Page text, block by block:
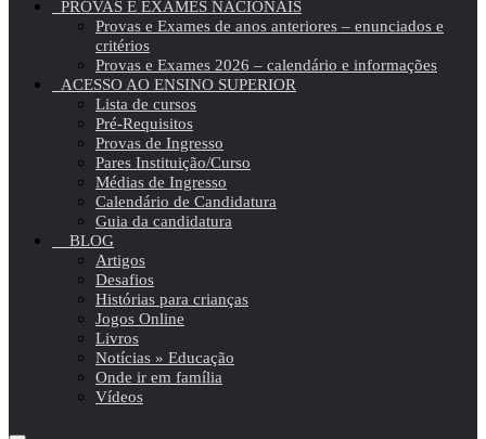
PROVAS E EXAMES NACIONAIS
Provas e Exames de anos anteriores – enunciados e
critérios
Provas e Exames 2026 – calendário e informações
ACESSO AO ENSINO SUPERIOR
Lista de cursos
Pré-Requisitos
Provas de Ingresso
Pares Instituição/Curso
Médias de Ingresso
Calendário de Candidatura
Guia da candidatura
BLOG
Artigos
Desafios
Histórias para crianças
Jogos Online
Livros
Notícias » Educação
Onde ir em família
Vídeos